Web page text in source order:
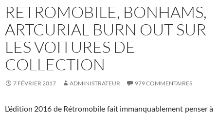
RETROMOBILE, BONHAMS,
ARTCURIAL BURN OUT SUR
LES VOITURES DE
COLLECTION
7 FÉVRIER 2017 ADMINISTRATEUR 979 COMMENTAIRES
L’édition 2016 de Rétromobile fait immanquablement penser à